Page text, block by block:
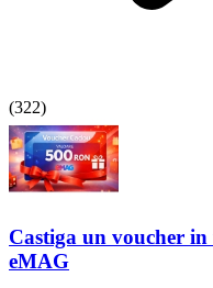
(322)
Castiga un voucher
eMAG